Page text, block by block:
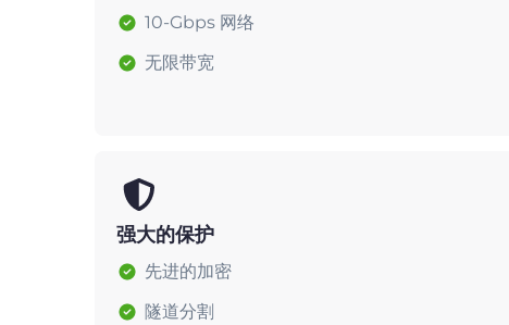
10-Gbps 网络
无限带宽
强大的保护
先进的加密
隧道分割